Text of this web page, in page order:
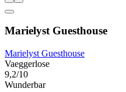
Marielyst Guesthouse
Marielyst Guesthouse
Vaeggerlose
9,2/10
Wunderbar